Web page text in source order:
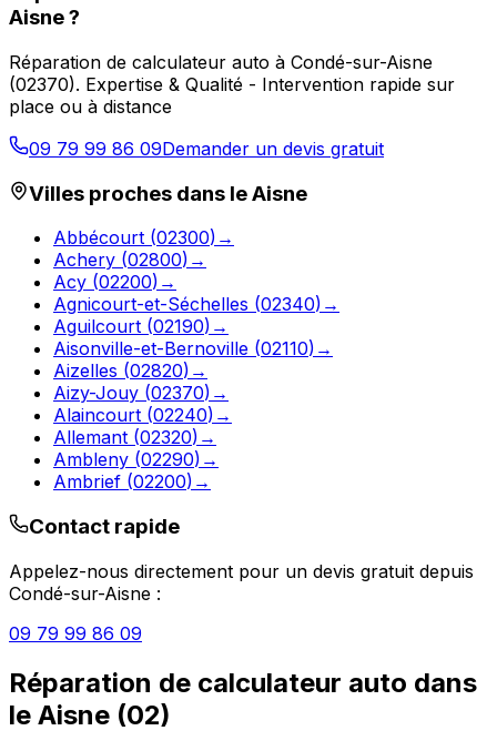
Aisne?
Réparation de calculateur auto à Condé-sur-Aisne
(02370). Expertise & Qualité - Intervention rapide sur
place ou à distance
09 79 99 86 09Demander un devis gratuit
Villes proches dans leAisne
Abbécourt (02300) →
Achery (02800) →
Acy (02200) →
Agnicourt-et-Séchelles (02340) →
Aguilcourt (02190) →
Aisonville-et-Bernoville (02110) →
Aizelles (02820) →
Aizy-Jouy (02370) →
Alaincourt (02240) →
Allemant (02320) →
Ambleny (02290) →
Ambrief (02200) →
Contact rapide
Appelez-nous directement pour un devis gratuit depuis
Condé-sur-Aisne :
09 79 99 86 09
Réparation de calculateur auto dans
le Aisne (02)